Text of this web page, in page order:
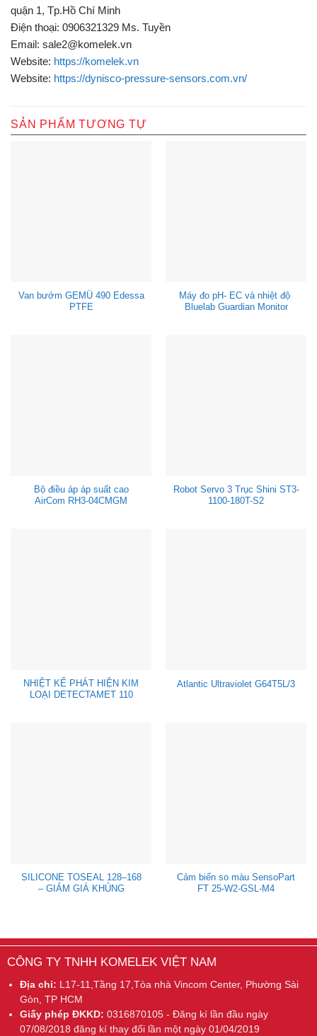
quận 1, Tp.Hồ Chí Minh
Điện thoại: 0906321329 Ms. Tuyền
Email: sale2@komelek.vn
Website: https://komelek.vn
Website: https://dynisco-pressure-sensors.com.vn/
SẢN PHẨM TƯƠNG TỰ
Van bướm GEMÜ 490 Edessa
PTFE
Máy đo pH- EC và nhiệt độ
Bluelab Guardian Monitor
Bộ điều áp áp suất cao
AirCom RH3-04CMGM
Robot Servo 3 Trục Shini ST3-
1100-180T-S2
NHIỆT KẾ PHÁT HIỆN KIM
LOẠI DETECTAMET 110
Atlantic Ultraviolet G64T5L/3
SILICONE TOSEAL 128–168
– GIẢM GIÁ KHỦNG
Cảm biến so màu SensoPart
FT 25-W2-GSL-M4
CÔNG TY TNHH KOMELEK VIỆT NAM
Địa chỉ: L17-11,Tầng 17,Tòa nhà Vincom Center, Phường Sài
Gòn, TP HCM
Giấy phép ĐKKD: 0316870105 - Đăng kí lần đầu ngày
07/08/2018 đăng kí thay đổi lần một ngày 01/04/2019